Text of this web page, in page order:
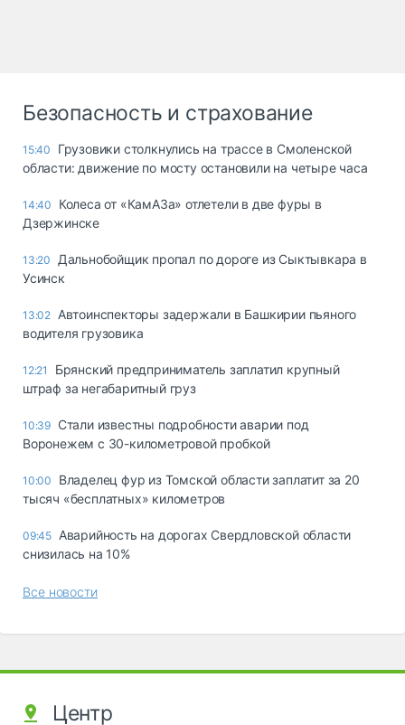
Безопасность и страхование
15:40
Грузовики столкнулись на трассе в Смоленской
области: движение по мосту остановили на четыре часа
14:40
Колеса от «КамАЗа» отлетели в две фуры в
Дзержинске
13:20
Дальнобойщик пропал по дороге из Сыктывкара в
Усинск
13:02 Автоинспекторы задержали в Башкирии пьяного
водителя грузовика
12:21
Брянский предприниматель заплатил крупный
штраф за негабаритный груз
10:39 Стали известны подробности аварии под
Воронежем с 30-километровой пробкой
10:00
Владелец фур из Томской области заплатит за 20
тысяч «бесплатных» километров
09:45 Аварийность на дорогах Свердловской области
снизилась на 10%
Все новости
Центр